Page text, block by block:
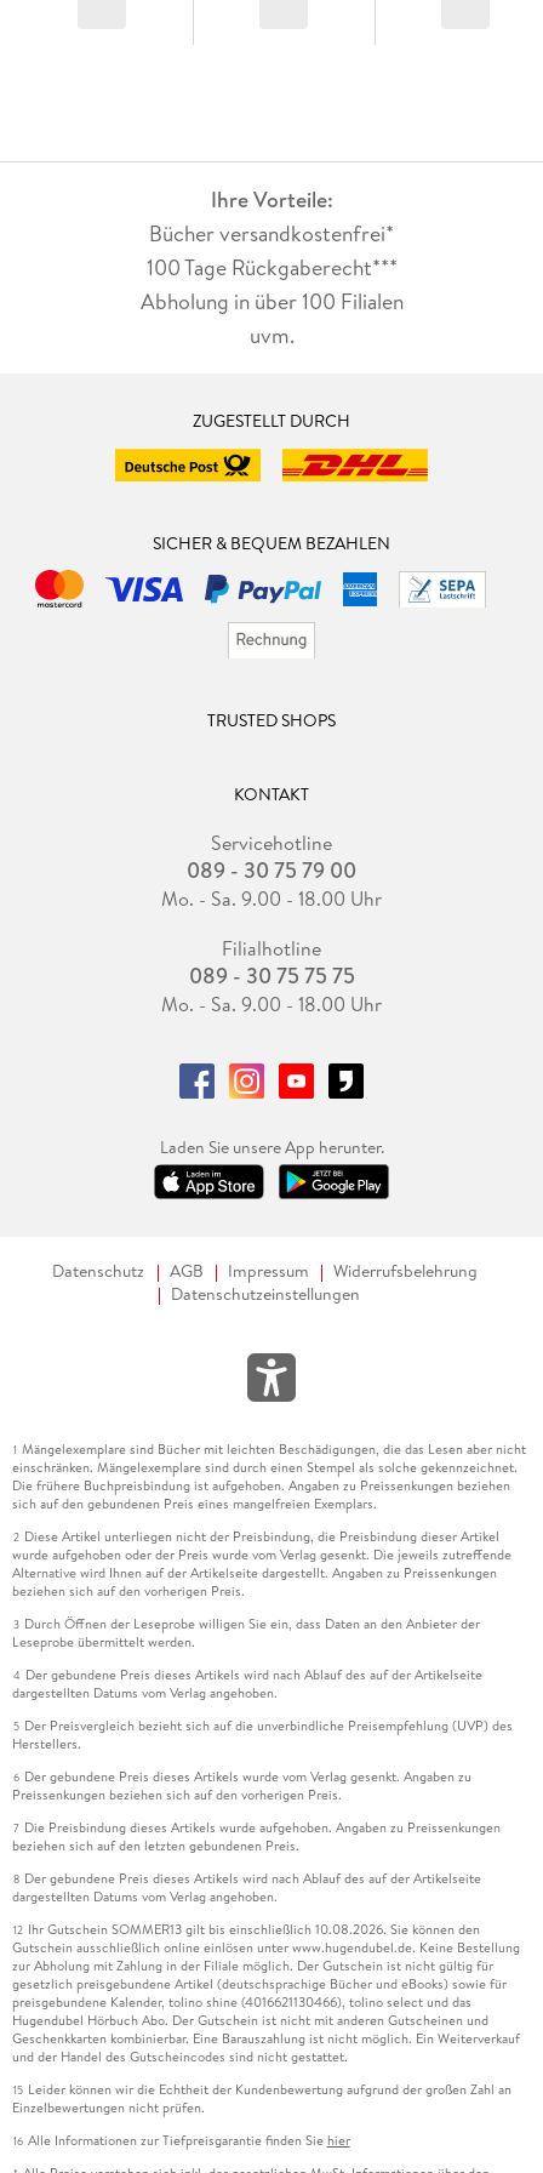
Band 3:
Gefährliche Wahrheit
Ihre Vorteile:
Bücher versandkostenfrei*
100 Tage Rückgaberecht***
Abholung in über 100 Filialen
uvm.
ZUGESTELLT DURCH
SICHER & BEQUEM BEZAHLEN
TRUSTED SHOPS
KONTAKT
Servicehotline
089 - 30 75 79 00
Mo. - Sa. 9.00 - 18.00 Uhr
Filialhotline
089 - 30 75 75 75
Mo. - Sa. 9.00 - 18.00 Uhr
Laden Sie unsere App herunter.
Datenschutz AGB Impressum
Widerrufsbelehrung
Datenschutzeinstellungen
1 Mängelexemplare sind Bücher mit leichten Beschädigungen, die das Lesen aber nicht
einschränken. Mängelexemplare sind durch einen Stempel als solche gekennzeichnet.
Die frühere Buchpreisbindung ist aufgehoben. Angaben zu Preissenkungen beziehen
sich auf den gebundenen Preis eines mangelfreien Exemplars.
2 Diese Artikel unterliegen nicht der Preisbindung, die Preisbindung dieser Artikel
wurde aufgehoben oder der Preis wurde vom Verlag gesenkt. Die jeweils zutreffende
Alternative wird Ihnen auf der Artikelseite dargestellt. Angaben zu Preissenkungen
beziehen sich auf den vorherigen Preis.
3 Durch Öffnen der Leseprobe willigen Sie ein, dass Daten an den Anbieter der
Leseprobe übermittelt werden.
4 Der gebundene Preis dieses Artikels wird nach Ablauf des auf der Artikelseite
dargestellten Datums vom Verlag angehoben.
5 Der Preisvergleich bezieht sich auf die unverbindliche Preisempfehlung (UVP) des
Herstellers.
6 Der gebundene Preis dieses Artikels wurde vom Verlag gesenkt. Angaben zu
Preissenkungen beziehen sich auf den vorherigen Preis.
7 Die Preisbindung dieses Artikels wurde aufgehoben. Angaben zu Preissenkungen
beziehen sich auf den letzten gebundenen Preis.
8 Der gebundene Preis dieses Artikels wird nach Ablauf des auf der Artikelseite
dargestellten Datums vom Verlag angehoben.
12 Ihr Gutschein SOMMER13 gilt bis einschließlich 10.08.2026. Sie können den
Gutschein ausschließlich online einlösen unter www.hugendubel.de. Keine Bestellung
zur Abholung mit Zahlung in der Filiale möglich. Der Gutschein ist nicht gültig für
gesetzlich preisgebundene Artikel (deutschsprachige Bücher und eBooks) sowie für
preisgebundene Kalender, tolino shine (4016621130466), tolino select und das
Hugendubel Hörbuch Abo. Der Gutschein ist nicht mit anderen Gutscheinen und
Geschenkkarten kombinierbar. Eine Barauszahlung ist nicht möglich. Ein Weiterverkauf
und der Handel des Gutscheincodes sind nicht gestattet.
15 Leider können wir die Echtheit der Kundenbewertung aufgrund der großen Zahl an
Einzelbewertungen nicht prüfen.
16 Alle Informationen zur Tiefpreisgarantie finden Sie hier